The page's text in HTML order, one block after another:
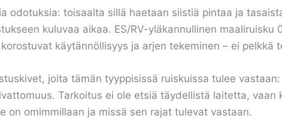
odotuksia: toisaalta sillä haetaan siistiä pintaa ja
kuluvaa aikaa. ES/RV-yläkannullinen maaliruisku
käytännöllisyys ja arjen tekeminen – ei pelkkä
joita tämän tyyppisissä ruiskuissa tulee
Tarkoitus ei ole etsiä täydellistä laitetta, vaan
on omimmillaan ja missä sen rajat tulevat vastaan.